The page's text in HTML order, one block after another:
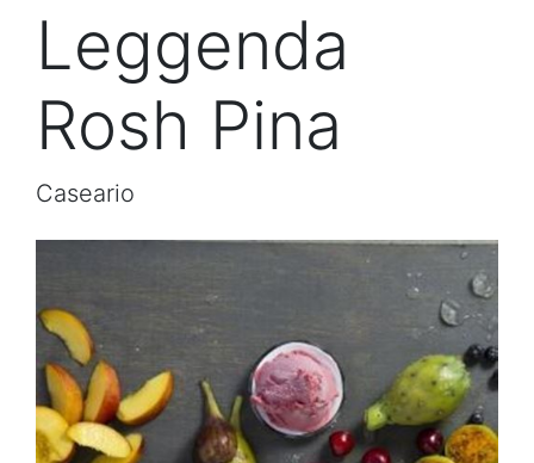
Leggenda
Rosh Pina
Caseario